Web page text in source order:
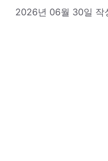
2026년 06월 30일 작